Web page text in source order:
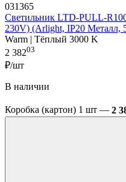
031365
Светильник LTD-PULL-
230V) (Arlight, IP20 Металл,
Warm | Тёплый 3000 K
2 38203
₽/шт
В наличии
Коробка (картон) 1 шт — 2